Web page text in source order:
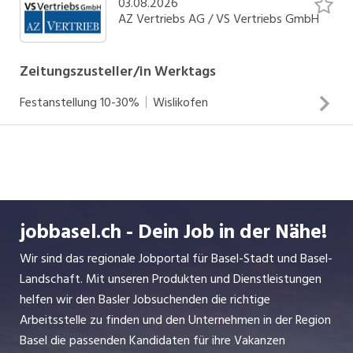
sonntags von 5.00 - 7.30 Uhr. Als Frühzusteller:in bist du
unabhängig und dein eigener Chef/in. Mit deiner
unsere Kund:innen glücklich
AZ Vertriebs AG / VS Vertriebs GmbH
Zeitungszusteller/in Werktags
Festanstellung10-30% Wislikofen
unabhängig und dein eigener Chef/in. Mit deiner
Zuverlässigkeit und einer guten Zustellqualität machst du
unsere Kund:innen glücklich
INSERAT ANSEHEN
jobbasel.ch - Dein Job in der Nähe!
Wir sind das regionale Jobportal für Basel-Stadt und Basel-
Landschaft. Mit unseren Produkten und Dienstleistungen
helfen wir den Basler Jobsuchenden die richtige
Arbeitsstelle zu finden und den Unternehmen in der Region
Basel die passenden Kandidaten für ihre Vakanzen